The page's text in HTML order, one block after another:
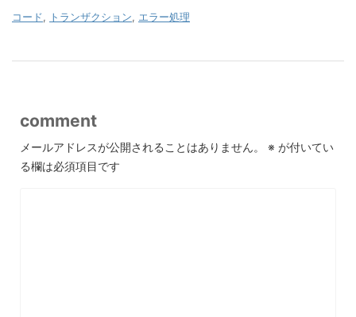
コード, トランザクション, エラー処理
comment
メールアドレスが公開されることはありません。 ※ が付いてい
る欄は必須項目です